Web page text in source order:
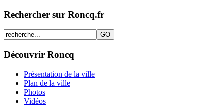
Rechercher sur Roncq.fr
Découvrir Roncq
Présentation de la ville
Plan de la ville
Photos
Vidéos